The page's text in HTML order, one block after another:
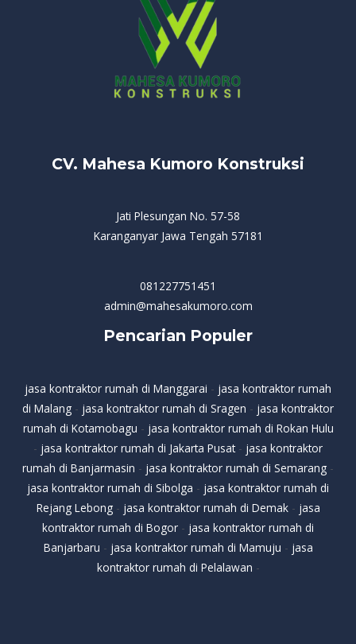
CV. Mahesa Kumoro Konstruksi
Jati Plesungan No. 57-58
Karanganyar Jawa Tengah 57181
081227751451
admin@mahesakumoro.com
Pencarian Populer
jasa kontraktor rumah di Manggarai - jasa kontraktor rumah
di Malang - jasa kontraktor rumah di Sragen - jasa kontraktor
rumah di Kotamobagu - jasa kontraktor rumah di Rokan Hulu
- jasa kontraktor rumah di Jakarta Pusat- jasa kontraktor
rumah di Banjarmasin - jasa kontraktor rumah di Semarang -
jasa kontraktor rumah di Sibolga - jasa kontraktor rumah di
Rejang Lebong- jasa kontraktor rumah di Demak- jasa
kontraktor rumah di Bogor - jasa kontraktor rumah di
Banjarbaru - jasa kontraktor rumah di Mamuju - jasa
kontraktor rumah di Pelalawan -